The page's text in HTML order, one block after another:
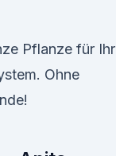
Pflanze für Ihr
Ohne